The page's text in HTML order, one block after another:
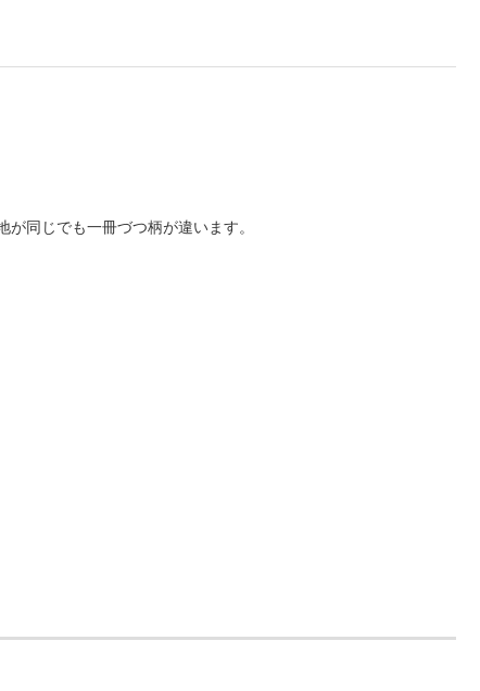
同じでも一冊づつ柄が違います。